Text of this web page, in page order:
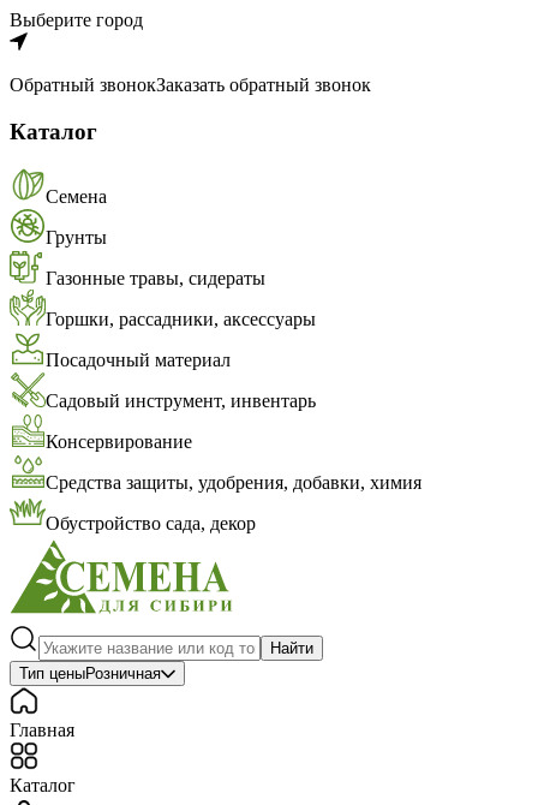
Выберите город
Обратный звонокЗаказать обратный звонок
Каталог
Семена
Грунты
Газонные травы, сидераты
Горшки, рассадники, аксессуары
Посадочный материал
Садовый инструмент, инвентарь
Консервирование
Средства защиты, удобрения, добавки, химия
Обустройство сада, декор
Найти
Тип ценыРозничная
Главная
Каталог